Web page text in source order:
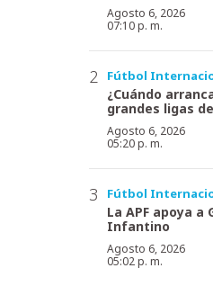
Agosto 6, 2026
07:10 p. m.
Fútbol
¿Cuándo
grandes ligas
Agosto 6, 2026
05:20 p. m.
Fútbol
La APF apoya a
Infantino
Agosto 6, 2026
05:02 p. m.